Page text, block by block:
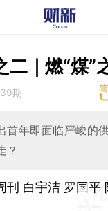
二｜燃“煤”
期
首年即面临严峻的
？
刊 白宇洁 罗国平